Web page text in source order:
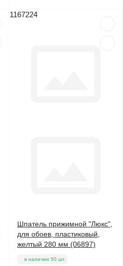
1167224
Шпатель прижимной "Люкс",
для обоев, пластиковый,
желтый 280 мм (06897)
в наличии 50 шт.